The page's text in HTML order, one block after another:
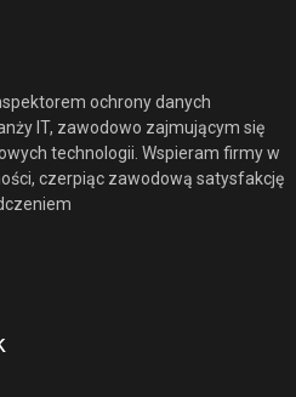
ochrony danych
IT, zawodowo zajmującym się
technologii. Wspieram firmy w
czerpiąc zawodową satysfakcję